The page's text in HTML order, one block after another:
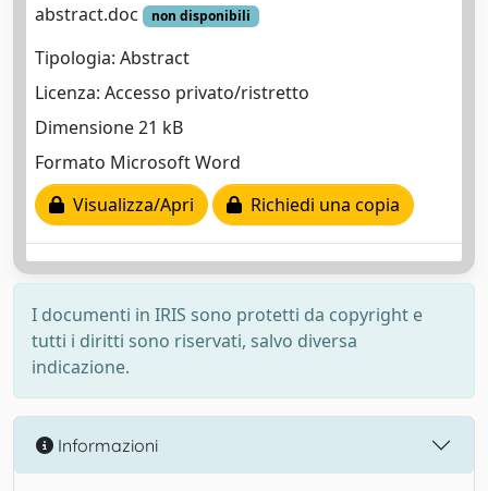
abstract.doc
non disponibili
Tipologia: Abstract
Licenza: Accesso privato/ristretto
Dimensione 21 kB
Formato Microsoft Word
Visualizza/Apri
Richiedi una copia
I documenti in IRIS sono protetti da copyright e
tutti i diritti sono riservati, salvo diversa
indicazione.
Informazioni